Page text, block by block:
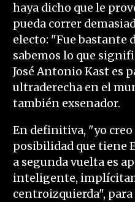
haya dicho que le
pueda correr
electo: "Fue bastante
sabemos lo que
José Antonio Kast es
ultraderecha en el
también exsenador.
En definitiva, "yo creo
posibilidad que tiene
a segunda vuelta es
inteligente,
centroizquierda",